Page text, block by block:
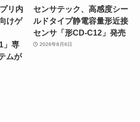
リ内
けゲ
」専
ムが
センサテック、高感度シー
ルドタイプ静電容量形近接
センサ「形CD-C12」発売
2026年8月6日